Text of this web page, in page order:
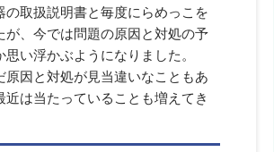
の取扱説明書と毎度にらめっこを
が、今では問題の原因と対処の予
い浮かぶようになりました。
原因と対処が見当違いなこともあ
近は当たっていることも増えてき